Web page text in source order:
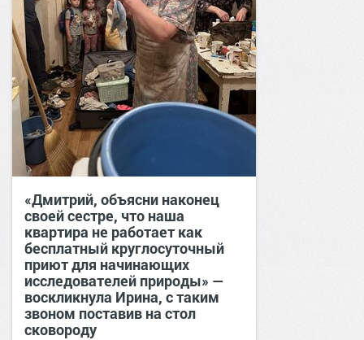
«Дмитрий, объясни наконец
своей сестре, что наша
квартира не работает как
бесплатный круглосуточный
приют для начинающих
исследователей природы» —
воскликнула Ирина, с таким
звоном поставив на стол
сковороду